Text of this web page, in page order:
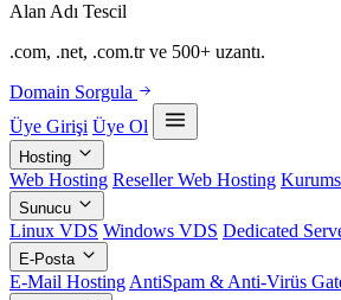
Alan Adı Tescil
.com, .net, .com.tr ve 500+ uzantı.
Domain Sorgula
Üye Girişi Üye Ol
Hosting
Web Hosting Reseller Web Hosting
Sunucu
Linux VDS Windows VDS Dedicated
E-Posta
E-Mail Hosting AntiSpam & Anti-Virüs